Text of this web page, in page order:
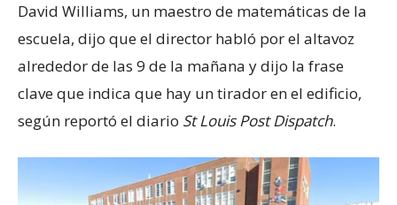
David Williams, un maestro de matemáticas de la
escuela, dijo que el director habló por el altavoz
alrededor de las 9 de la mañana y dijo la frase
clave que indica que hay un tirador en el edificio,
según reportó el diario St Louis Post Dispatch.